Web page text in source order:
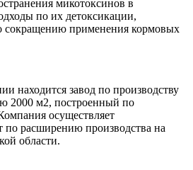
микотоксинов в
по их детоксикации,
сокращению применения кормовых
находится завод по производству
2000 м2, построенный по
осуществляет
расширению производства на
области.